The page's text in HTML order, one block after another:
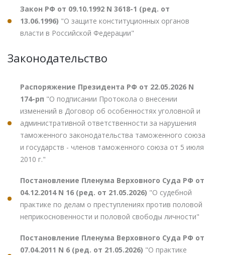
Закон РФ от 09.10.1992 N 3618-1 (ред. от
13.06.1996) "О защите конституционных органов
власти в Российской Федерации"
Законодательство
Распоряжение Президента РФ от 22.05.2026 N
174-рп "О подписании Протокола о внесении
изменений в Договор об особенностях уголовной и
административной ответственности за нарушения
таможенного законодательства таможенного союза
и государств - членов таможенного союза от 5 июля
2010 г."
Постановление Пленума Верховного Суда РФ от
04.12.2014 N 16 (ред. от 21.05.2026) "О судебной
практике по делам о преступлениях против половой
неприкосновенности и половой свободы личности"
Постановление Пленума Верховного Суда РФ от
07.04.2011 N 6 (ред. от 21.05.2026) "О практике